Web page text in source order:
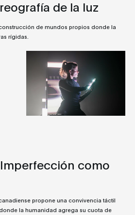
de la luz
de mundos propios donde la
rígidas.
Imperfección como
propone una convivencia táctil
la humanidad agrega su cuota de